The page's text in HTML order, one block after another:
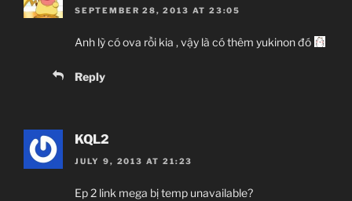
SEPTEMBER 28, 2013 AT 23:05
Anh lỳ có ova rồi kia , vậy là có thêm yukinon đó
Reply
KQL2
JULY 9, 2013 AT 21:23
Ep 2 link mega bị temp unavailable?